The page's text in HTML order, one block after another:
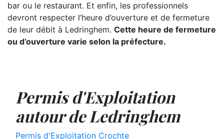
bar ou le restaurant. Et enfin, les professionnels
devront respecter l’heure d’ouverture et de fermeture
de leur débit à Ledringhem. Cette heure de fermeture
ou d’ouverture varie selon la préfecture.
Permis d'Exploitation
autour de Ledringhem
Permis d'Exploitation Crochte